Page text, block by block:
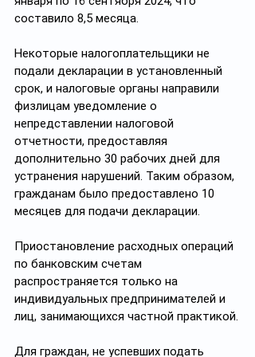
составило 8,5 месяца.
Некоторые налогоплательщики не
подали декларации в установленный
срок, и налоговые органы направили
физлицам уведомление о
непредставлении налоговой
отчетности, предоставляя
дополнительно 30 рабочих дней для
устранения нарушений. Таким образом,
гражданам было предоставлено 10
месяцев для подачи декларации.
Приостановление расходных операций
по банковским счетам
распространяется только на
индивидуальных предпринимателей и
лиц, занимающихся частной практикой.
Для граждан, не успевших подать